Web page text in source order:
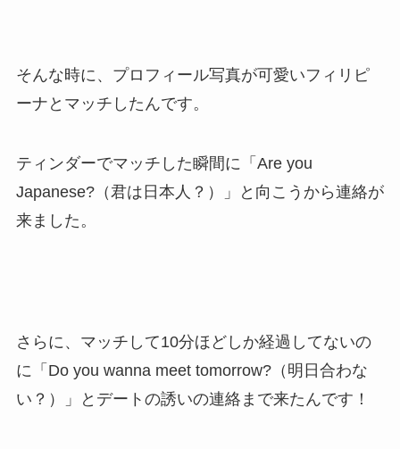
そんな時に、プロフィール写真が可愛いフィリピ
ーナとマッチしたんです。
ティンダーでマッチした瞬間に「Are you
Japanese?（君は日本人？）」と向こうから連絡が
来ました。
さらに、マッチして10分ほどしか経過してないの
に「Do you wanna meet tomorrow?（明日合わな
い？）」とデートの誘いの連絡まで来たんです！